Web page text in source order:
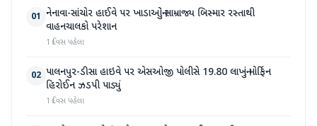
01 નેનાવા-સાંચોર હાઈવે પર ખાડાઓનું સામ્રાજ્ય બિસ્માર રસ્તાથી
વાહનચાલકો પરેશાન
1 દિવસ પહેલા
02 પાલનપુર-ડીસા હાઇવે પર એસઓજી પોલીસે 19.80 લાખનું મોર્ફિન
હિરોઈન ઝડપી પાડ્યું
1 દિવસ પહેલા